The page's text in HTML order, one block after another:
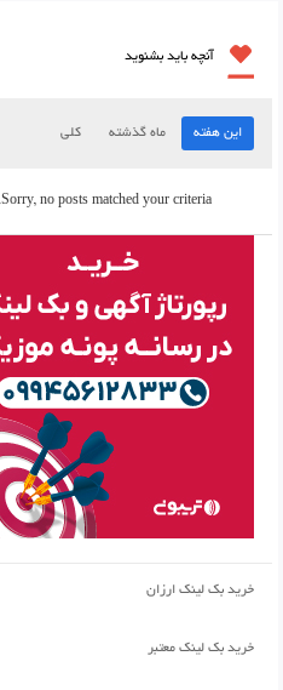
آنچه باید بشنوید
این هفته ماه گذشته کلی
Sorry, no posts matched your criteria.
خرید بک لینک ارزان
خرید بک لینک معتبر